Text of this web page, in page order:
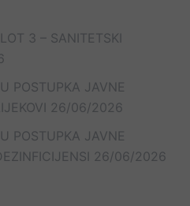
3 – SANITETSKI
POSTUPKA JAVNE
26/06/2026
POSTUPKA JAVNE
26/06/2026